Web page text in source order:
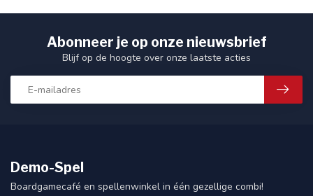
Abonneer je op onze nieuwsbrief
Blijf op de hoogte over onze laatste acties
Demo-Spel
Boardgamecafé en spellenwinkel in één gezellige combi!